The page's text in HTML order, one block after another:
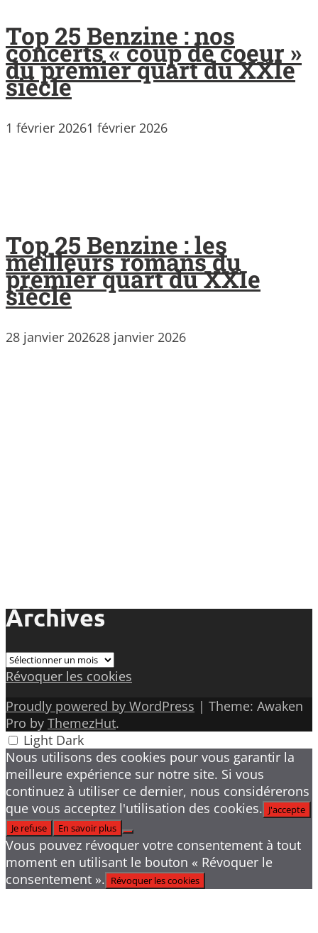
Top 25 Benzine : nos
concerts « coup de coeur »
du premier quart du XXIe
siècle
1 février 20261 février 2026
Top 25 Benzine : les
meilleurs romans du
premier quart du XXIe
siècle
28 janvier 202628 janvier 2026
Archives
Archives
Révoquer les cookies
Proudly powered by WordPress | Theme: Awaken
Pro by ThemezHut.
Light Dark
Nous utilisons des cookies pour vous garantir la
meilleure expérience sur notre site. Si vous
continuez à utiliser ce dernier, nous considérerons
que vous acceptez l'utilisation des cookies. J'accepte
Je refuse
En savoir plus
Vous pouvez révoquer votre consentement à tout
moment en utilisant le bouton « Révoquer le
consentement ». Révoquer les cookies